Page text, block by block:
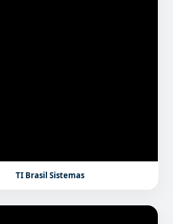
TI Brasil Sistemas